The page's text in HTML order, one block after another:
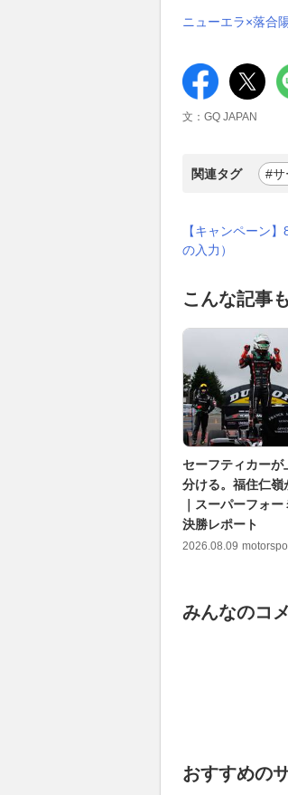
ニューエラ×落合
文：GQ JAPAN
関連タグ #サ
【キャンペーン
の入力）
こんな記事
セーフティカーが
分ける。福住仁嶺
｜スーパーフォ
決勝レポート
2026.08.09
みんなのコ
おすすめの